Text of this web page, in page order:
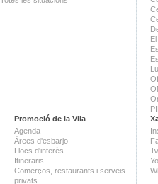
Promoció de la Vila
Agenda
Àrees d'esbarjo
Llocs d'interès
Itineraris
Comerços, restaurants i serveis
privats